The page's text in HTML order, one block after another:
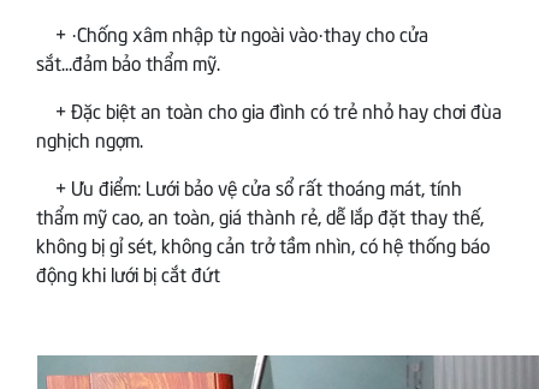
+ ·Chống xâm nhập từ ngoài vào·thay cho cửa
sắt...đảm bảo thẩm mỹ.
+ Đặc biệt an toàn cho gia đình có trẻ nhỏ hay chơi đùa
nghịch ngợm.
+ Ưu điểm: Lưới bảo vệ cửa sổ rất thoáng mát, tính
thẩm mỹ cao, an toàn, giá thành rẻ, dễ lắp đặt thay thế,
không bị gỉ sét, không cản trở tầm nhìn, có hệ thống báo
động khi lưới bị cắt đứt